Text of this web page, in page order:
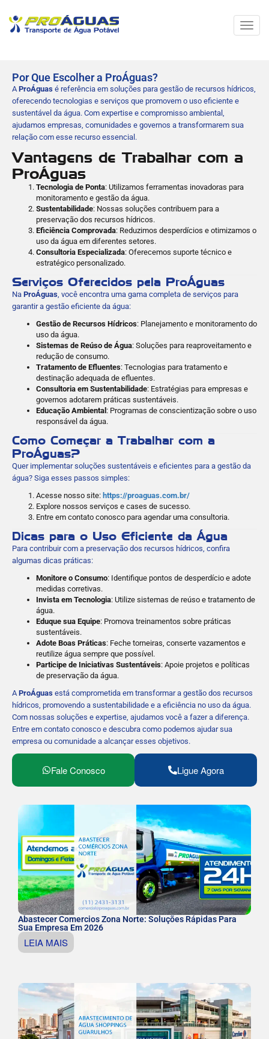
Menu
de
Por Que Escolher a ProÁguas?
AProÁguas é referência em soluções para gestão de recursos hídricos,
oferecendo tecnologias e serviços que promovem o uso eficiente e
sustentável da água. Com expertise e compromisso ambiental,
ajudamos empresas, comunidades e governos a transformarem sua
relação com esse recurso essencial.
Vantagens de Trabalhar com a
ProÁguas
Tecnologia de Ponta: Utilizamos ferramentas inovadoras para
monitoramento e gestão da água.
Sustentabilidade: Nossas soluções contribuem para a
preservação dos recursos hídricos.
Eficiência Comprovada: Reduzimos desperdícios e otimizamos o
uso da água em diferentes setores.
Consultoria Especializada: Oferecemos suporte técnico e
estratégico personalizado.
Serviços Oferecidos pela ProÁguas
Na ProÁguas, você encontra uma gama completa de serviços para
garantir a gestão eficiente da água:
Gestão de Recursos Hídricos: Planejamento e monitoramento do
uso da água.
Sistemas de Reúso de Água: Soluções para reaproveitamento e
redução de consumo.
Tratamento de Efluentes: Tecnologias para tratamento e
destinação adequada de efluentes.
Consultoria em Sustentabilidade: Estratégias para empresas e
governos adotarem práticas sustentáveis.
Educação Ambiental : Programas de conscientização sobre o uso
responsável da água.
Como Começar a Trabalhar com a
ProÁguas?
Quer implementar soluções sustentáveis e eficientes para a gestão da
água? Siga esses passos simples:
Acesse nosso site: https://proaguas.com.br/
Explore nossos serviços e cases de sucesso.
Entre em contato conosco para agendar uma consultoria.
Dicas para o Uso Eficiente da Água
Para contribuir com a preservação dos recursos hídricos, confira
algumas dicas práticas:
Monitore o Consumo: Identifique pontos de desperdício e adote
medidas corretivas.
Invista em Tecnologia: Utilize sistemas de reúso e tratamento de
água.
Eduque sua Equipe: Promova treinamentos sobre práticas
sustentáveis.
Adote Boas Práticas: Feche torneiras, conserte vazamentos e
reutilize água sempre que possível.
Participe de Iniciativas Sustentáveis: Apoie projetos e políticas
de preservação da água.
AProÁguas está comprometida em transformar a gestão dos recursos
hídricos, promovendo a sustentabilidade e a eficiência no uso da água.
Com nossas soluções e expertise, ajudamos você a fazer a diferença.
Entre em contato conosco e descubra como podemos ajudar sua
empresa ou comunidade a alcançar esses objetivos.
Fale Conosco Ligue Agora
Abastecer Comercios Zona Norte: Soluções Rápidas Para
Sua Empresa Em 2026
LEIA MAIS